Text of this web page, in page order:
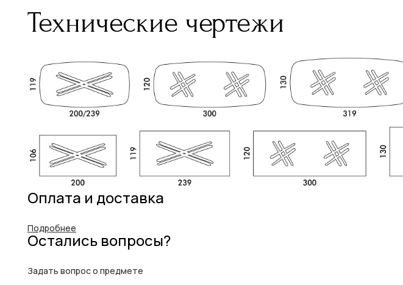
Технические чертежи
Оплата и доставка
Подробнее
Остались вопросы?
Задать вопрос о предмете